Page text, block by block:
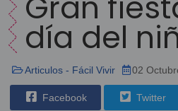
día del
Articulos - Fácil Vivir 02
Facebook Twitter